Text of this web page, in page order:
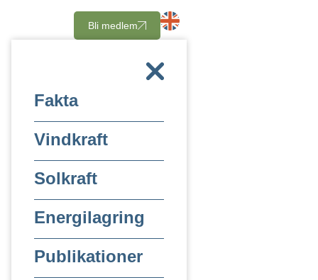
Bli medlem
Fakta
Vindkraft
Solkraft
Energilagring
Publikationer